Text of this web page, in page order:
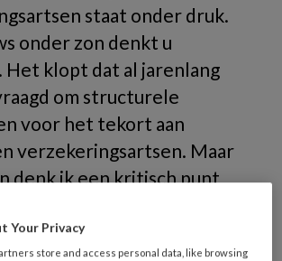
staat onder druk.
onder zon denkt u
Het klopt dat al jarenlang
om structurele
voor het tekort aan
verzekeringsartsen. Maar
denk ik een kritisch punt
becijferde dat het
Your Privacy
store and access personal data, like browsing